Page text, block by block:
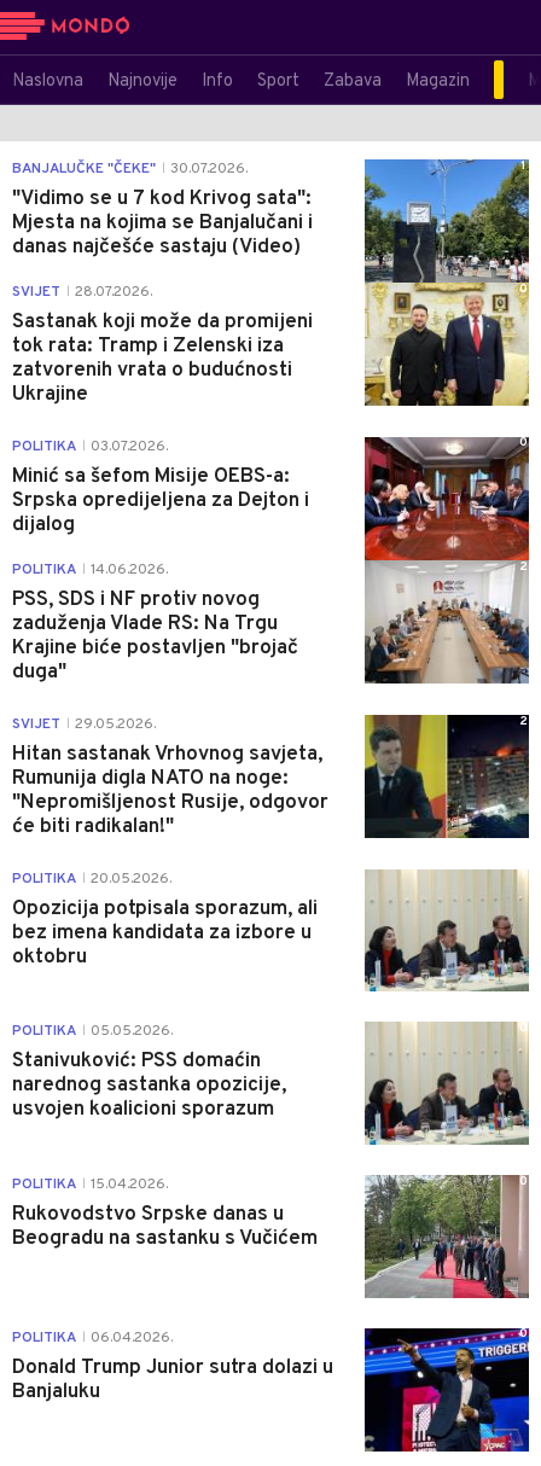
Naslovna Najnovije Info Sport Zabava Magazin
BANJALUČKE "ČEKE" 30.07.2026.
"Vidimo se u 7 kod Krivog sata":
Mjesta na kojima se Banjalučani i
danas najčešće sastaju (Video)
1
SVIJET 28.07.2026.
Sastanak koji može da promijeni
tok rata: Tramp i Zelenski iza
zatvorenih vrata o budućnosti
Ukrajine
0
POLITIKA 03.07.2026.
Minić sa šefom Misije OEBS-a:
Srpska opredijeljena za Dejton i
dijalog
0
POLITIKA 14.06.2026.
PSS, SDS i NF protiv novog
zaduženja Vlade RS: Na Trgu
Krajine biće postavljen "brojač
duga"
2
SVIJET 29.05.2026.
Hitan sastanak Vrhovnog savjeta,
Rumunija digla NATO na noge:
"Nepromišljenost Rusije, odgovor
će biti radikalan!"
2
POLITIKA 20.05.2026.
Opozicija potpisala sporazum, ali
bez imena kandidata za izbore u
oktobru
1
POLITIKA 05.05.2026.
Stanivuković: PSS domaćin
narednog sastanka opozicije,
usvojen koalicioni sporazum
0
POLITIKA 15.04.2026.
Rukovodstvo Srpske danas u
Beogradu na sastanku s Vučićem
0
POLITIKA 06.04.2026.
Donald Trump Junior sutra dolazi u
Banjaluku
0